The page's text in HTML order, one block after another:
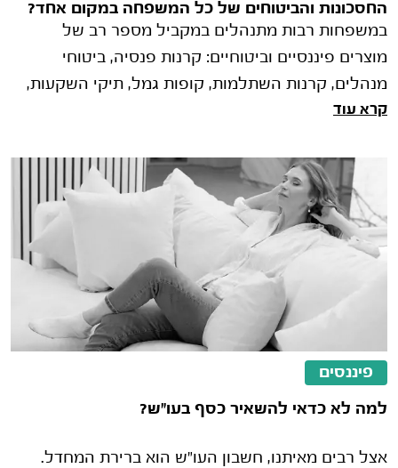
החסכונות והביטוחים של כל המשפחה במקום אחד?
במשפחות רבות מתנהלים במקביל מספר רב של
מוצרים פיננסיים וביטוחיים: קרנות פנסיה, ביטוחי
מנהלים, קרנות השתלמות, קופות גמל, תיקי השקעות,
פוליסות חיסכון, ביטוחי חיים וביט�
קרא עוד
פיננסים
למה לא כדאי להשאיר כסף בעו"ש?
אצל רבים מאיתנו, חשבון העו"ש הוא ברירת המחדל.